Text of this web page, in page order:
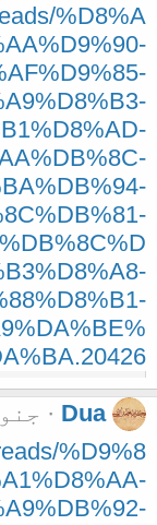
%D8%A
Dua
جنوری
%D9%8